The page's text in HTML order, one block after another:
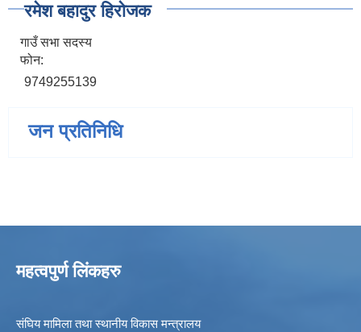
रमेश बहादुर हिराेजक
गाउँ सभा सदस्य
फोन:
9749255139
जन प्रतिनिधि
महत्वपुर्ण लिंकहरु
संघिय मामिला तथा स्थानीय विकास मन्त्रालय